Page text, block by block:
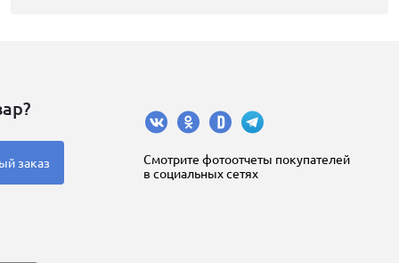
заказ
Cмотрите фотоотчеты покупателей
в социальных сетях